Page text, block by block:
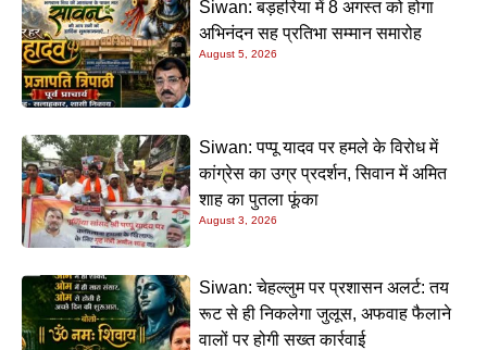
Siwan: बड़हरिया में 8 अगस्त को होगा
अभिनंदन सह प्रतिभा सम्मान समारोह
August 5, 2026
Siwan: पप्पू यादव पर हमले के विरोध में
कांग्रेस का उग्र प्रदर्शन, सिवान में अमित
शाह का पुतला फूंका
August 3, 2026
Siwan: चेहल्लुम पर प्रशासन अलर्ट: तय
रूट से ही निकलेगा जुलूस, अफवाह फैलाने
वालों पर होगी सख्त कार्रवाई